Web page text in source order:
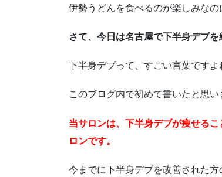
伊勢うどんを食べるのが楽しみなの
さて、今日は名古屋で下半身デブ
下半身デブって、すごい言葉ですよ
このブログ内で初めて書いたと思い
当サロンは、下半身デブが痩せる
ロンです。
今までに下半身デブを改善された方